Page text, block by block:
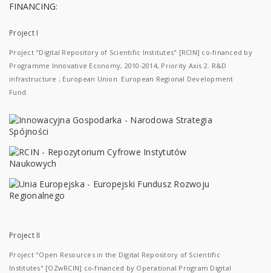
FINANCING:
Project I
Project "Digital Repository of Scientific Institutes" [RCIN] co-financed by
Programme Innovative Economy, 2010-2014, Priority Axis 2. R&D
infrastructure ; European Union. European Regional Development
Fund.
Project II
Project "Open Resources in the Digital Repository of Scientific
Institutes" [OZwRCIN] co-financed by Operational Program Digital